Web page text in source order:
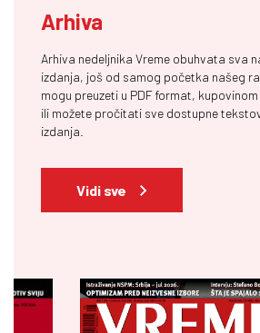
Arhiva
Arhiva nedeljnika Vreme obuhvata sva
izdanja, još od samog početka našeg
mogu preuzeti u PDF format,
ili možete pročitati sve dostupne
izdanja.
Vidi sve